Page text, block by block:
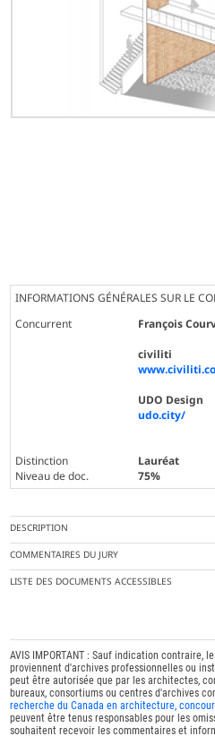
INFORMATIONS GÉNÉRALES SUR LE
Concurrent
François
civiliti
UDO Design
udo.city/
Distinction
Lauréat
Niveau de doc.
75%
DESCRIPTION
COMMENTAIRES DU JURY
LISTE DES DOCUMENTS ACCESSIBLES
AVIS IMPORTANT : Sauf indication contraire,
proviennent d'archives professionnelles ou
peut être autorisée que par les architectes,
bureaux, consortiums ou centres d'archives
recherche du Canada en architecture,
peuvent être tenus responsables pour les
souhaitent recevoir les commentaires et